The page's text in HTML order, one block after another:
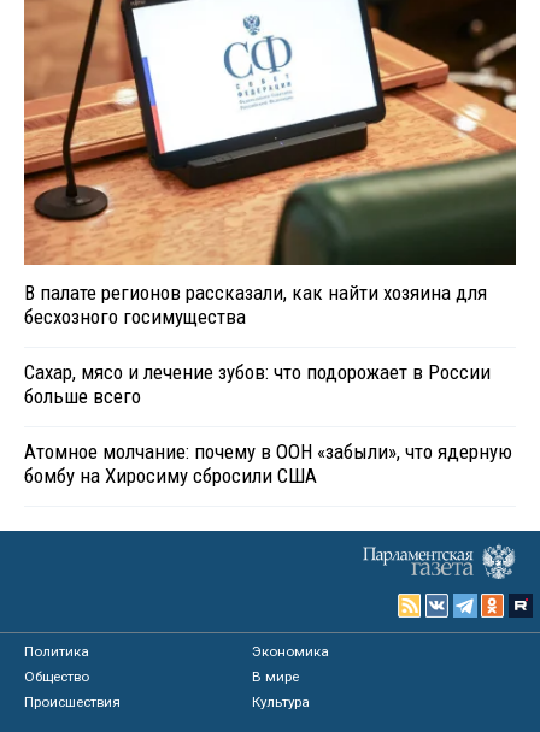
В палате регионов рассказали, как найти хозяина для
бесхозного госимущества
Сахар, мясо и лечение зубов: что подорожает в России
больше всего
Атомное молчание: почему в ООН «забыли», что ядерную
бомбу на Хиросиму сбросили США
Политика
Экономика
Общество
В мире
Происшествия
Культура